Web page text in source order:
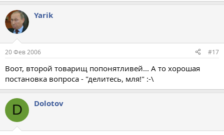
Yarik
20 Фев 2006 #17
Воот, второй товарищ попонятливей... А то хорошая
постановка вопроса - "делитесь, мля!" :-\
D Dolotov